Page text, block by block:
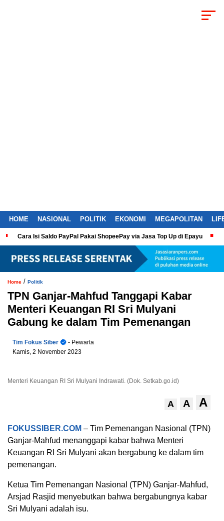
HOME NASIONAL POLITIK EKONOMI MEGAPOLITAN
Cara Isi Saldo PayPal Pakai ShopeePay via Jasa Top Up di Epayu
Home / Politik
TPN Ganjar-Mahfud Tanggapi Kabar
Menteri Keuangan RI Sri Mulyani
Gabung ke dalam Tim Pemenangan
Tim Fokus Siber
- Pewarta
Kamis, 2 November 2023
Menteri Keuangan RI Sri Mulyani Indrawati. (Dok. Setkab.go.id)
A A A
FOKUSSIBER.COM – Tim Pemenangan Nasional (TPN)
Ganjar-Mahfud menanggapi kabar bahwa Menteri
Keuangan RI Sri Mulyani akan bergabung ke dalam tim
pemenangan.
Ketua Tim Pemenangan Nasional (TPN) Ganjar-Mahfud,
Arsjad Rasjid menyebutkan bahwa bergabungnya kabar
Sri Mulyani adalah isu.